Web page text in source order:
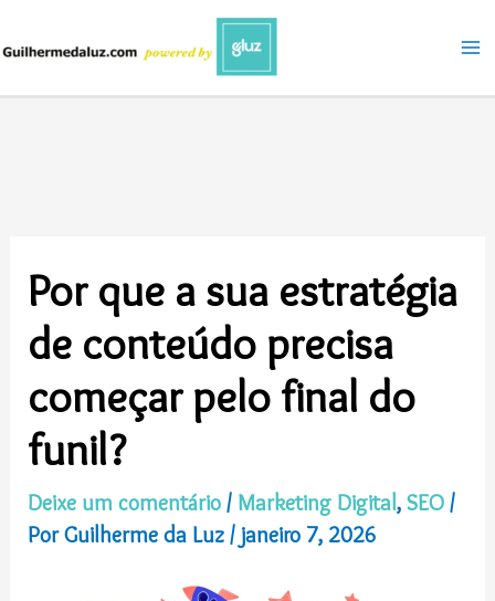
o
Por que a sua estratégia
de conteúdo precisa
começar pelo final do
funil?
Deixe um comentário / Marketing Digital,SEO /
PorGuilherme da Luz/ janeiro 7, 2026